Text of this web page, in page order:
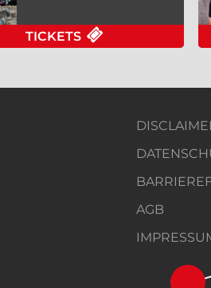
TICKETS FÜR
AGB